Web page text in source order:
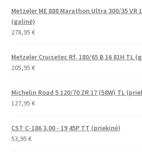
Metzeler ME 888 Marathon Ultra 300/35 VR
(galinė)
278,95 €
Metzeler Cruisetec Rf. 180/65 B 16 81H TL
205,95 €
Michelin Road 5 120/70 ZR 17 (58W) TL
127,95 €
CST C-186 3.00 - 19 45P TT (priekinė)
53,95 €